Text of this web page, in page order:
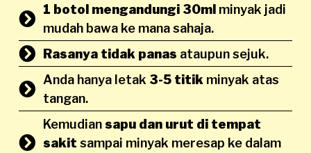
1 botol mengandungi 30ml minyak jadi
mudah bawa ke mana sahaja.
Rasanya tidak panas ataupun sejuk.
Anda hanya letak 3-5 titik minyak atas
tangan.
Kemudiansapu dan urut di tempat
sakit sampai minyak meresap ke dalam